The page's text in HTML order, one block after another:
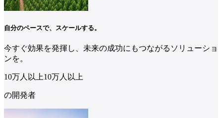
自分のペースで、スケールする。
今すぐ効果を発揮し、未来の成功にもつながるソリューショ
ンを。
10万人 以上10万人 以上
の開発者